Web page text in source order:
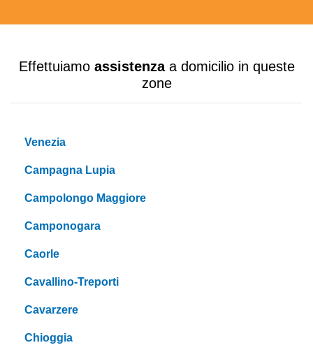
Effettuiamo assistenza a domicilio in queste
zone
Venezia
Campagna Lupia
Campolongo Maggiore
Camponogara
Caorle
Cavallino-Treporti
Cavarzere
Chioggia